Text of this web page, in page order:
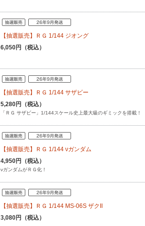
【抽選販売】ＲＧ 1/144 ジオング
6,050円（税込）
【抽選販売】ＲＧ 1/144 サザビー
5,280円（税込）
「ＲＧ サザビー」1/144スケール史上最大級のギミックを搭載！
【抽選販売】ＲＧ 1/144 νガンダム
4,950円（税込）
νガンダムがＲＧ化！
【抽選販売】ＲＧ 1/144 MS-06S ザクII
3,080円（税込）